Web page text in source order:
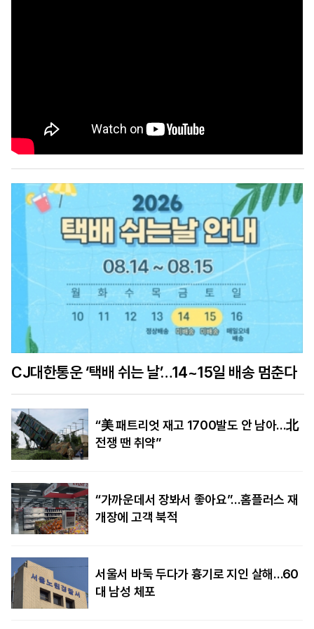
CJ대한통운 ‘택배 쉬는 날’…14~15일 배송 멈춘다
“美 패트리엇 재고 1700발도 안 남아…北
전쟁 땐 취약”
“가까운데서 장봐서 좋아요”…홈플러스 재
개장에 고객 북적
서울서 바둑 두다가 흉기로 지인 살해…60
대 남성 체포